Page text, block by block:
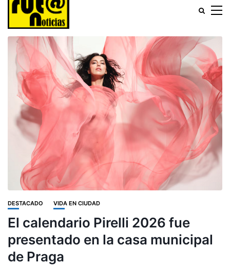
DESTACADO VIDA EN CIUDAD
El calendario Pirelli 2026 fue
presentado en la casa municipal
de Praga